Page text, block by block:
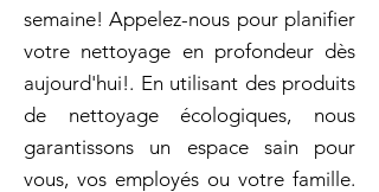
semaine! Appelez-nous pour planifier
votre nettoyage en profondeur dès
aujourd'hui!. En utilisant des produits
de nettoyage écologiques, nous
garantissons un espace sain pour
vous, vos employés ou votre famille.